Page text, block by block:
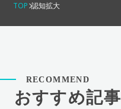
TOP 認知拡大
RECOMMEND
おすすめ記事